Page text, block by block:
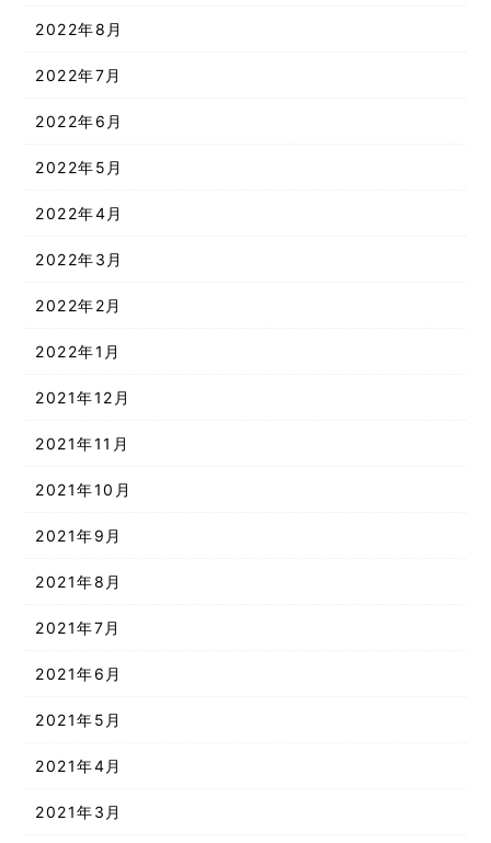
2022年8月
2022年7月
2022年6月
2022年5月
2022年4月
2022年3月
2022年2月
2022年1月
2021年12月
2021年11月
2021年10月
2021年9月
2021年8月
2021年7月
2021年6月
2021年5月
2021年4月
2021年3月